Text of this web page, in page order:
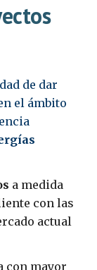
de dar
el ámbito
a medida
con las
actual
con mayor